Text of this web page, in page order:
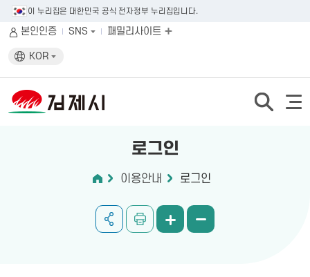
이 누리집은 대한민국 공식 전자정부 누리집입니다.
본인인증 SNS 패밀리사이트
KOR
로그인
이용안내 로그인